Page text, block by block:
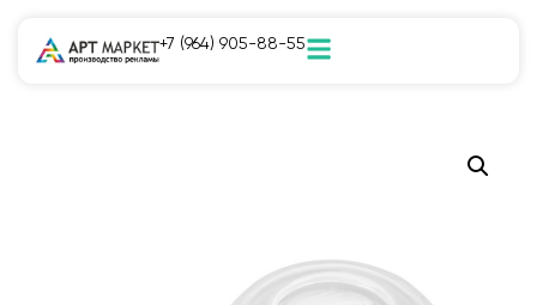
+7 (964) 905-88-55